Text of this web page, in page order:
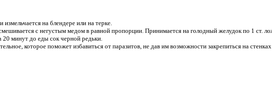
измельчается на блендере или на терке.
с негустым медом в равной пропорции. Принимается на голодный желудок по 1 ст.
20 минут до еды сок черной редьки.
которое поможет избавиться от паразитов, не дав им возможности закрепиться на